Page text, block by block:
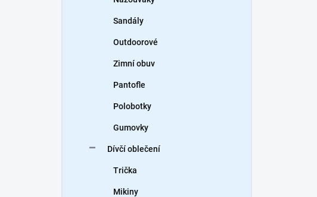
Sandály
Outdoorové
Zimní obuv
Pantofle
Polobotky
Gumovky
Dívčí oblečení
Trička
Mikiny